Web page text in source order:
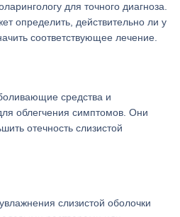
для точного диагноза.
определить, действительно ли у
соответствующее лечение.
средства и
облегчения симптомов. Они
отечность слизистой
слизистой оболочки